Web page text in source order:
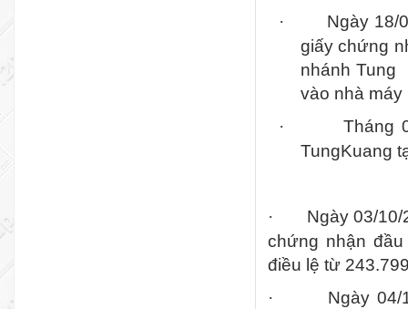
·
Ngày 18/
giấy chứng
nhánh Tung
vào nhà máy
·
Tháng
TungKuang
·
Ngày 03/
chứng nhận
điều lệ từ
·
Ngày